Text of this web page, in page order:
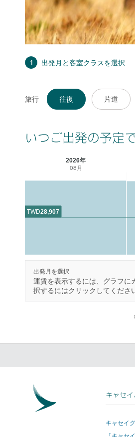
1 出発月と客室クラスを選択
旅行 往復 片道
いつご出発の予定
2026年
08月
TWD28,907
出発月を選択
運賃を表示するには、グラフに
択するにはクリックしてくださ
キャセ
キャセイ